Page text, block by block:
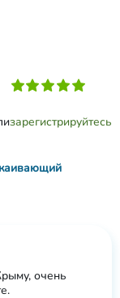
зарегистрируйтесь
очень